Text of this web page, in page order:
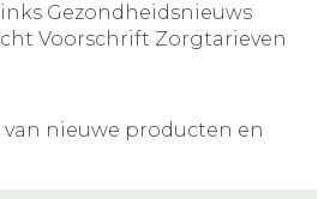
Gezondheidsnieuws
Voorschrift Zorgtarieven
nieuwe producten en